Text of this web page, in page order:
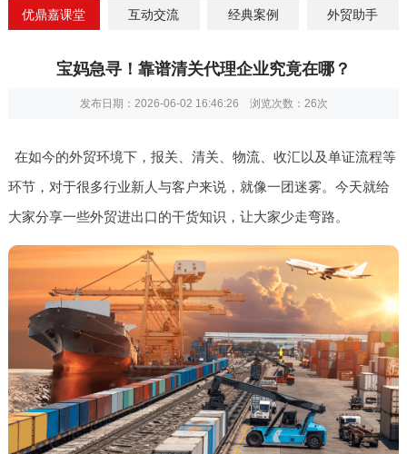
优鼎嘉课堂 互动交流 经典案例 外贸助手
宝妈急寻！靠谱清关代理企业究竟在哪？
发布日期：2026-06-02 16:46:26 浏览次数： 26次
在如今的外贸环境下，报关、清关、物流、收汇以及单证流程等
环节，对于很多行业新人与客户来说，就像一团迷雾。今天就给
大家分享一些外贸进出口的干货知识，让大家少走弯路。